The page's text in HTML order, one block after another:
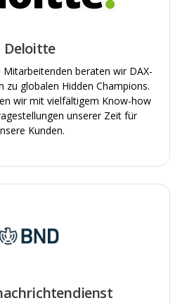
Deloitte
beraten wir DAX-
zu globalen Hidden Champions.
wir mit vielfältigem Know-how
unserer Zeit für
Kunden.